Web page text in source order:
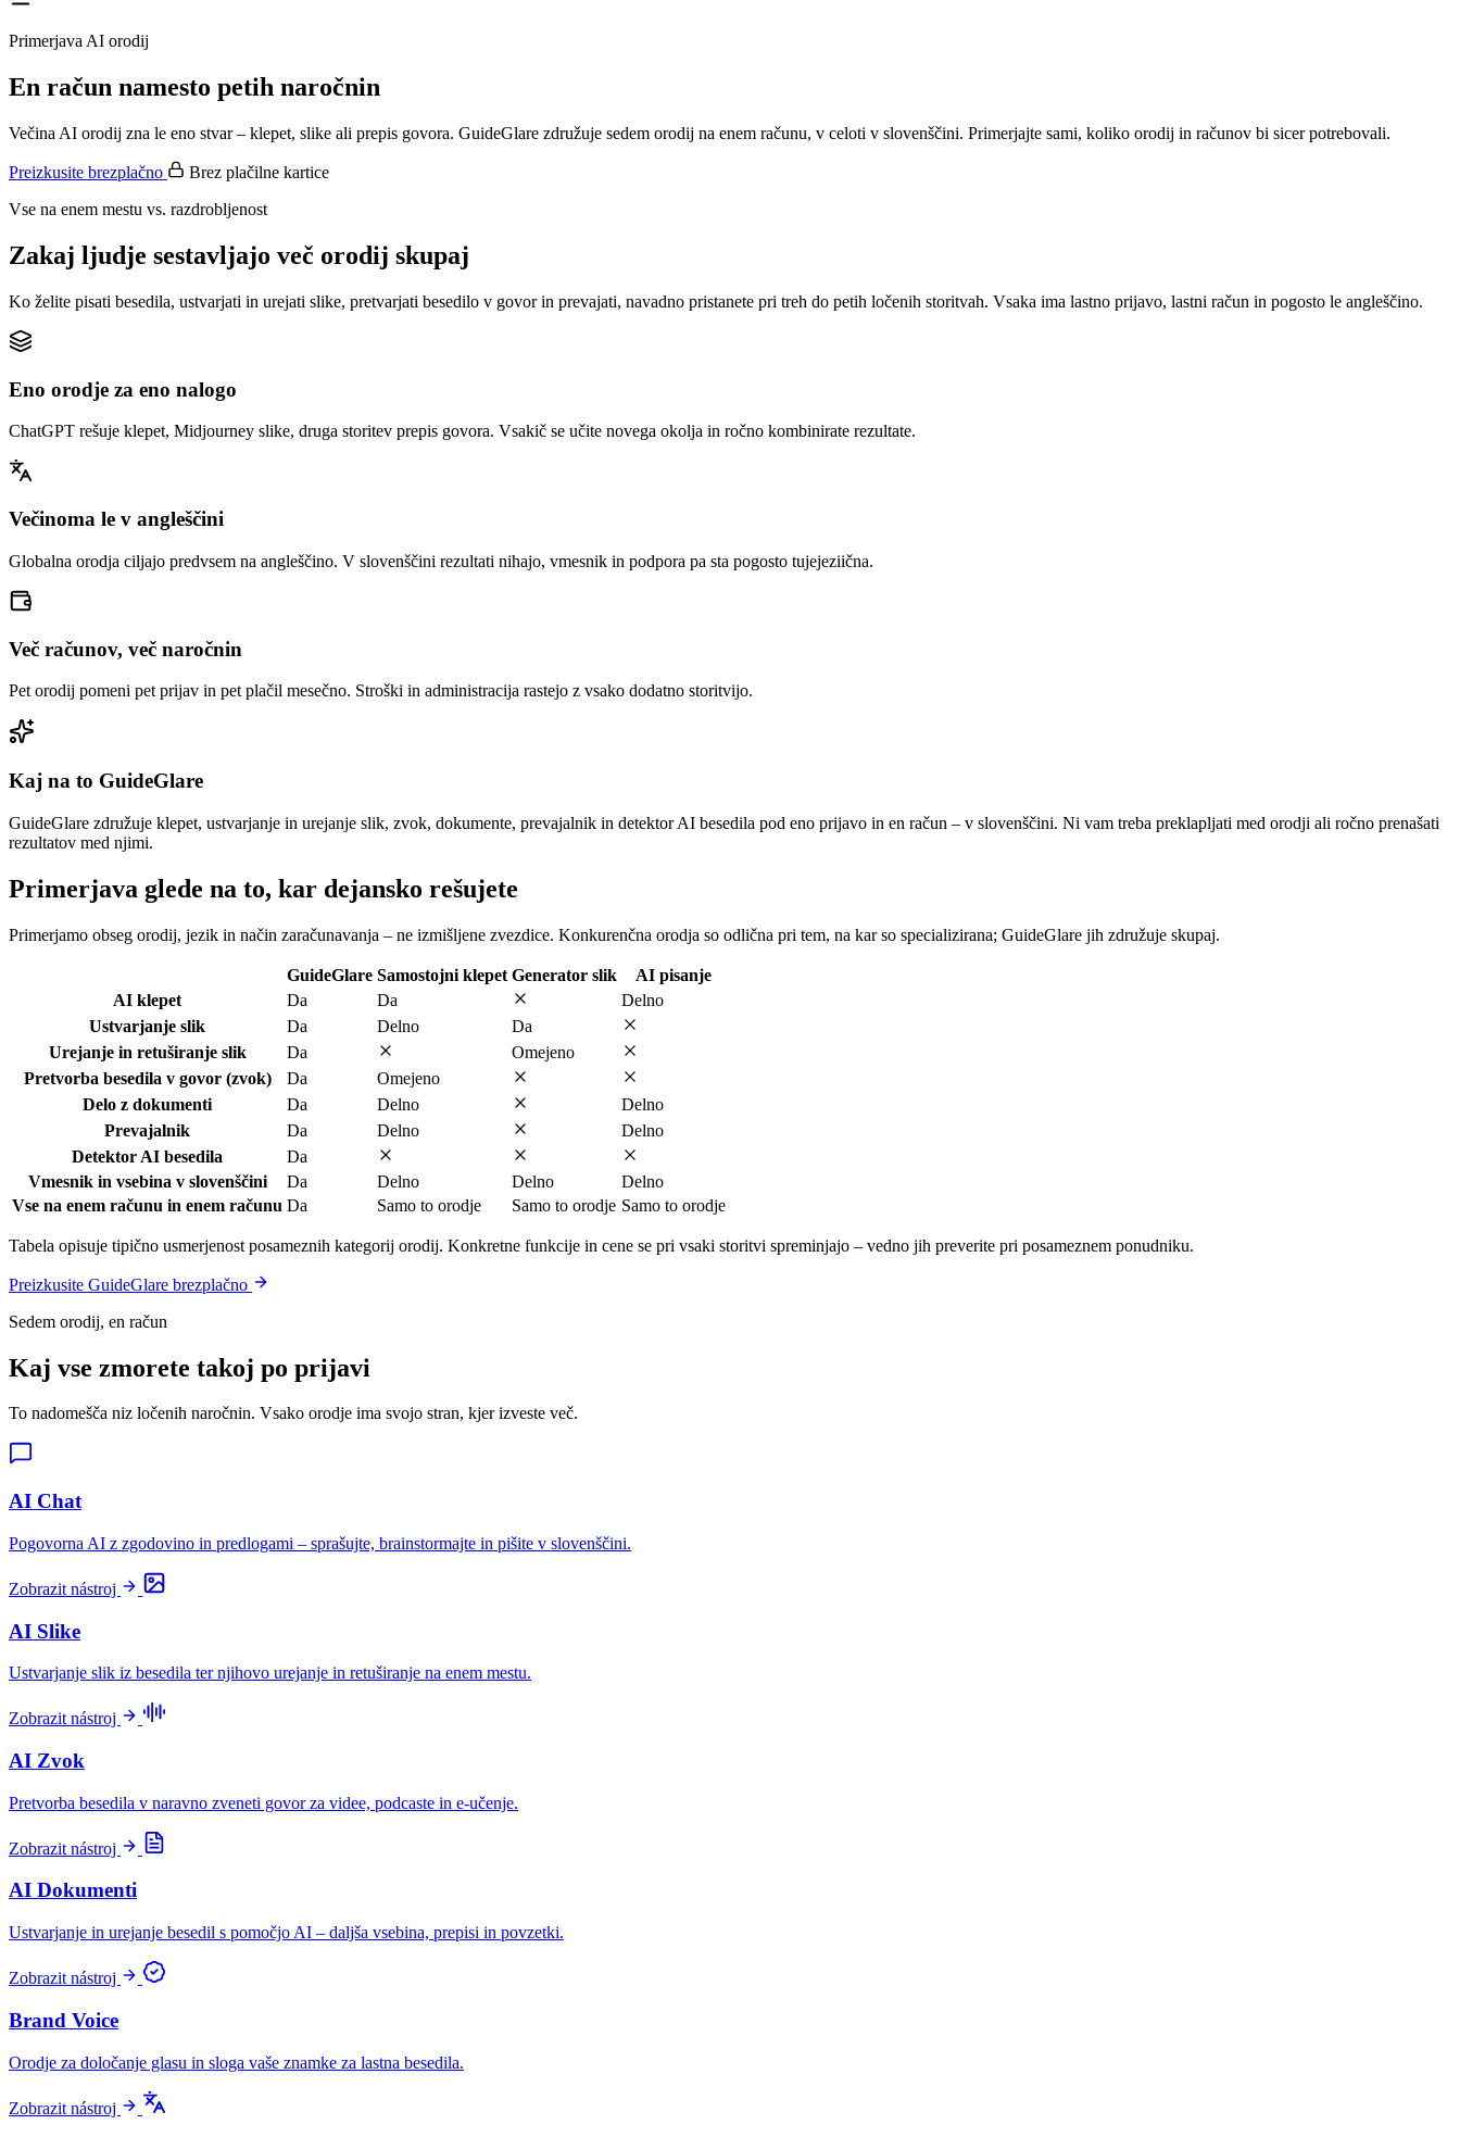
Primerjava AI orodij
En račun namesto petih naročnin
Večina AI orodij zna le eno stvar – klepet, slike ali prepis govora. GuideGlare združuje sedem orodij na enem računu, v celoti v slovenščini. Primerjajte sami, koliko orodij in računov bi sicer potrebovali.
Preizkusite brezplačno
Brez plačilne kartice
Vse na enem mestu vs. razdrobljenost
Zakaj ljudje sestavljajo več orodij skupaj
Ko želite pisati besedila, ustvarjati in urejati slike, pretvarjati besedilo v govor in prevajati, navadno pristanete pri treh do petih ločenih storitvah. Vsaka ima lastno prijavo, lastni račun in pogosto le angleščino.
Eno orodje za eno nalogo
ChatGPT rešuje klepet, Midjourney slike, druga storitev prepis govora. Vsakič se učite novega okolja in ročno kombinirate rezultate.
Večinoma le v angleščini
Globalna orodja ciljajo predvsem na angleščino. V slovenščini rezultati nihajo, vmesnik in podpora pa sta pogosto tujejeziična.
Več računov, več naročnin
Pet orodij pomeni pet prijav in pet plačil mesečno. Stroški in administracija rastejo z vsako dodatno storitvijo.
Kaj na to GuideGlare
GuideGlare združuje klepet, ustvarjanje in urejanje slik, zvok, dokumente, prevajalnik in detektor AI besedila pod eno prijavo in en račun – v slovenščini. Ni vam treba preklapljati med orodji ali ročno prenašati
rezultatov med njimi.
Primerjava glede na to, kar dejansko rešujete
Primerjamo obseg orodij, jezik in način zaračunavanja – ne izmišljene zvezdice. Konkurenčna orodja so odlična pri tem, na kar so specializirana; GuideGlare jih združuje skupaj.
GuideGlare Samostojni klepet Generator slik
AI pisanje
AI klepet
Da Da
Delno
Ustvarjanje slik
Da Delno
Da
Urejanje in retuširanje slik
Da
Omejeno
Pretvorba besedila v govor (zvok)
Da
Omejeno
Delo z dokumenti
Da Delno
Delno
Prevajalnik
Da Delno
Delno
Detektor AI besedila
Da
Vmesnik in vsebina v slovenščini
Da Delno Delno
Delno
Vse na enem računu in enem računu Da Samo to orodje Samo to orodje Samo to orodje
Tabela opisuje tipično usmerjenost posameznih kategorij orodij. Konkretne funkcije in cene se pri vsaki storitvi spreminjajo – vedno jih preverite pri posameznem ponudniku.
Preizkusite GuideGlare brezplačno
Sedem orodij, en račun
Kaj vse zmorete takoj po prijavi
To nadomešča niz ločenih naročnin. Vsako orodje ima svojo stran, kjer izveste več.
AI Chat
Pogovorna AI z zgodovino in predlogami – sprašujte, brainstormajte in pišite v slovenščini.
Zobrazit nástroj
AI Slike
Ustvarjanje slik iz besedila ter njihovo urejanje in retuširanje na enem mestu.
Zobrazit nástroj
AI Zvok
Pretvorba besedila v naravno zveneti govor za videe, podcaste in e-učenje.
Zobrazit nástroj
AI Dokumenti
Ustvarjanje in urejanje besedil s pomočjo AI – daljša vsebina, prepisi in povzetki.
Zobrazit nástroj
Brand Voice
Orodje za določanje glasu in sloga vaše znamke za lastna besedila.
Zobrazit nástroj